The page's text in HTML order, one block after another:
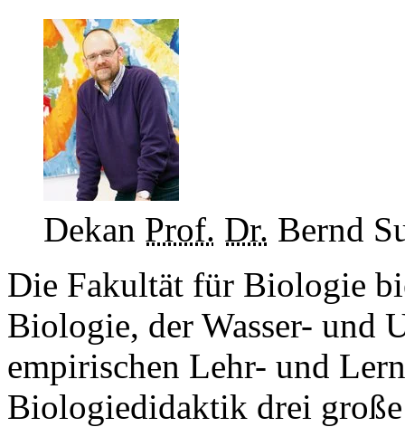
Dekan Prof. Dr. Bernd
Die Fakultät für Biologie
Biologie, der Wasser- und
empirischen Lehr- und
Biologiedidaktik drei